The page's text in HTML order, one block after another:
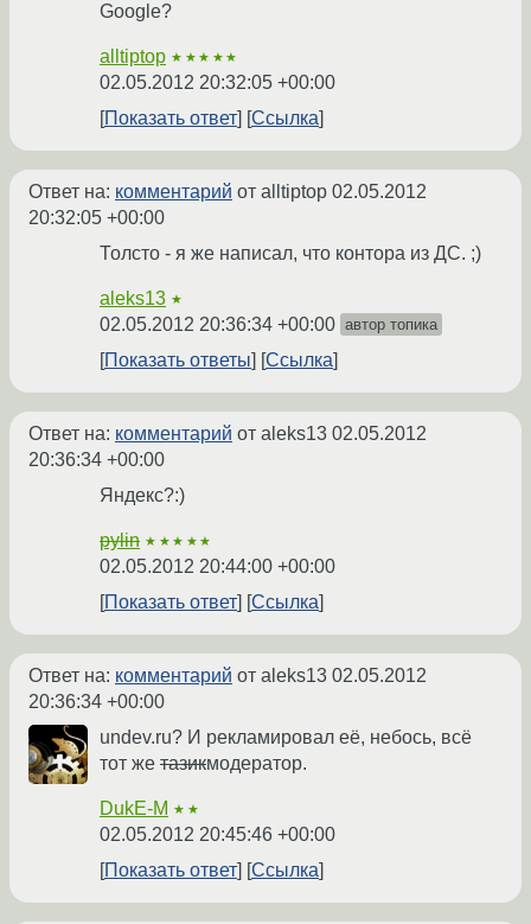
Google?
alltiptop ★★★★★
02.05.2012 20:32:05 +00:00
Показать ответ
Ссылка
Ответ на: комментарий от alltiptop 02.05.2012
20:32:05 +00:00
Толсто - я же написал, что контора из ДС. ;)
aleks13 ★
02.05.2012 20:36:34 +00:00 автор топика
Показать ответы Ссылка
Ответ на: комментарий от aleks13 02.05.2012
20:36:34 +00:00
Яндекс?:)
pylin ★★★★★
02.05.2012 20:44:00 +00:00
Показать ответ
Ссылка
Ответ на: комментарий от aleks13 02.05.2012
20:36:34 +00:00
undev.ru? И рекламировал её, небось, всё
тот же тазикмодератор.
DukE-M ★★
02.05.2012 20:45:46 +00:00
Показать ответ
Ссылка